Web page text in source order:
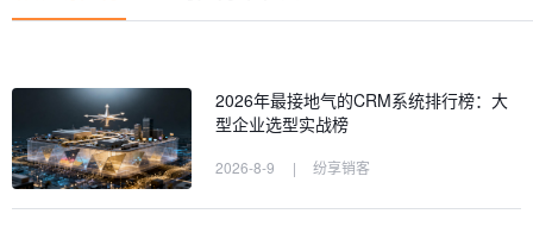
2026年最接地气的CRM系统排行榜：大
型企业选型实战榜
2026-8-9 | 纷享销客